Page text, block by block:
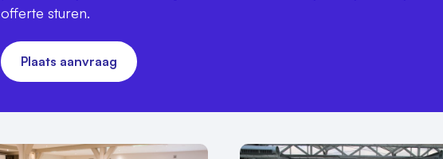
offerte sturen.
Plaats aanvraag